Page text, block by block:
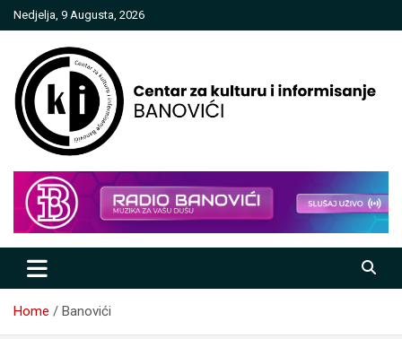
Skip
to
Nedjelja, 9 Augusta, 2026
Centar za kulturu i informisanje
Banovići
Home Banovići